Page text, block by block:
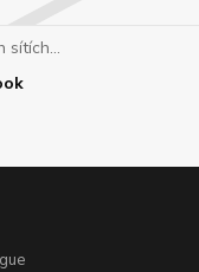
sítích...